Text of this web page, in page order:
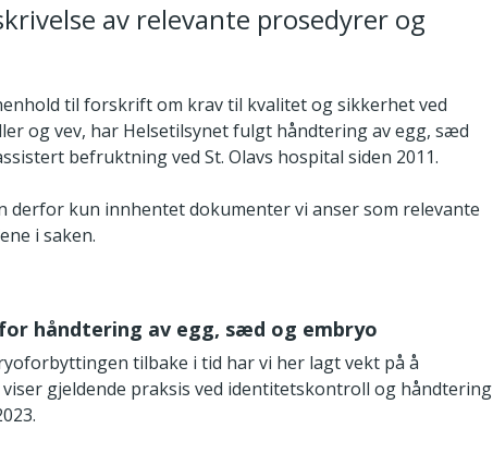
av relevante prosedyrer og
til forskrift om krav til kvalitet og sikkerhet ved
og vev, har Helsetilsynet fulgt håndtering av egg, sæd
befruktning ved St. Olavs hospital siden 2011.
derfor kun innhentet dokumenter vi anser som relevante
i saken.
håndtering av egg, sæd og embryo
tilbake i tid har vi her lagt vekt på å
gjeldende praksis ved identitetskontroll og håndtering